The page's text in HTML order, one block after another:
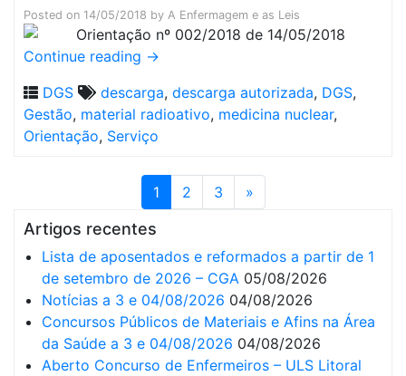
Posted on 14/05/2018 by A Enfermagem e as Leis
Continue reading →
DGS
descarga, descarga autorizada, DGS,
Gestão, material radioativo, medicina nuclear,
Orientação, Serviço
1 2 3 »
Artigos recentes
Lista de aposentados e reformados a partir de 1
de setembro de 2026 – CGA 05/08/2026
Notícias a 3 e 04/08/2026 04/08/2026
Concursos Públicos de Materiais e Afins na Área
da Saúde a 3 e 04/08/2026 04/08/2026
Aberto Concurso de Enfermeiros – ULS Litoral